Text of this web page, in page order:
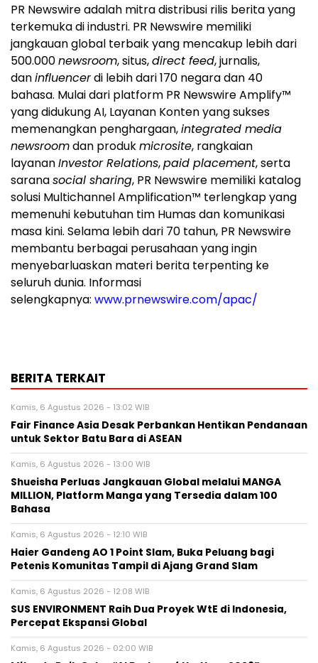
PR Newswire adalah mitra distribusi rilis berita yang
terkemuka di industri. PR Newswire memiliki
jangkauan global terbaik yang mencakup lebih dari
500.000newsroom, situs,direct feed, jurnalis,
daninfluencerdi lebih dari 170 negara dan 40
bahasa. Mulai dari platform PR Newswire Amplify™
yang didukung AI, Layanan Konten yang sukses
memenangkan penghargaan,integrated media
newsroomdan produkmicrosite, rangkaian
layananInvestor Relations,paid placement, serta
saranasocial sharing, PR Newswire memiliki katalog
solusi Multichannel Amplification™ terlengkap yang
memenuhi kebutuhan tim Humas dan komunikasi
masa kini. Selama lebih dari 70 tahun, PR Newswire
membantu berbagai perusahaan yang ingin
menyebarluaskan materi berita terpenting ke
seluruh dunia. Informasi
selengkapnya: www.prnewswire.com/apac/
BERITA TERKAIT
Kamis, 6 Agustus 2026 - 13:02 WIB
Fair Finance Asia Desak Perbankan Hentikan Pendanaan
untuk Sektor Batu Bara di ASEAN
Kamis, 6 Agustus 2026 - 13:00 WIB
Shueisha Perluas Jangkauan Global melalui MANGA
MILLION, Platform Manga yang Tersedia dalam 100
Bahasa
Kamis, 6 Agustus 2026 - 12:10 WIB
Haier Gandeng AO 1 Point Slam, Buka Peluang bagi
Petenis Komunitas Tampil di Ajang Grand Slam
Kamis, 6 Agustus 2026 - 12:08 WIB
SUS ENVIRONMENT Raih Dua Proyek WtE di Indonesia,
Percepat Ekspansi Global
Kamis, 6 Agustus 2026 - 02:00 WIB